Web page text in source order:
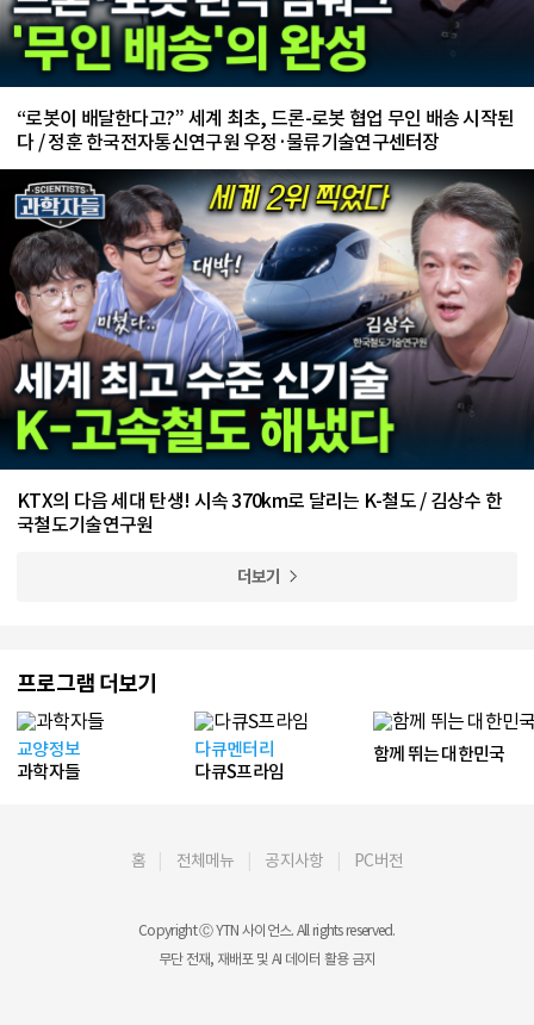
“로봇이 배달한다고?” 세계 최초, 드론-로봇 협업 무인 배송 시작된
다 / 정훈 한국전자통신연구원 우정·물류기술연구센터장
KTX의 다음 세대 탄생! 시속 370km로 달리는 K-철도 / 김상수 한
국철도기술연구원
더보기
프로그램 더보기
교양정보
과학자들
다큐멘터리
다큐S프라임
함께 뛰는 대한민국
홈 전체메뉴 공지사항 PC버전
Copyright Ⓒ YTN 사이언스. All rights reserved.
무단 전재, 재배포 및 AI 데이터 활용 금지